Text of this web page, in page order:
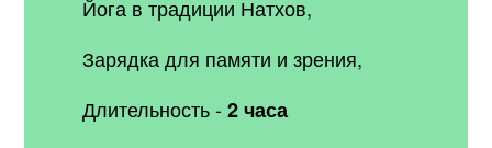
Йога в традиции Натхов,
Зарядка для памяти и зрения,
Длительность -2 часа